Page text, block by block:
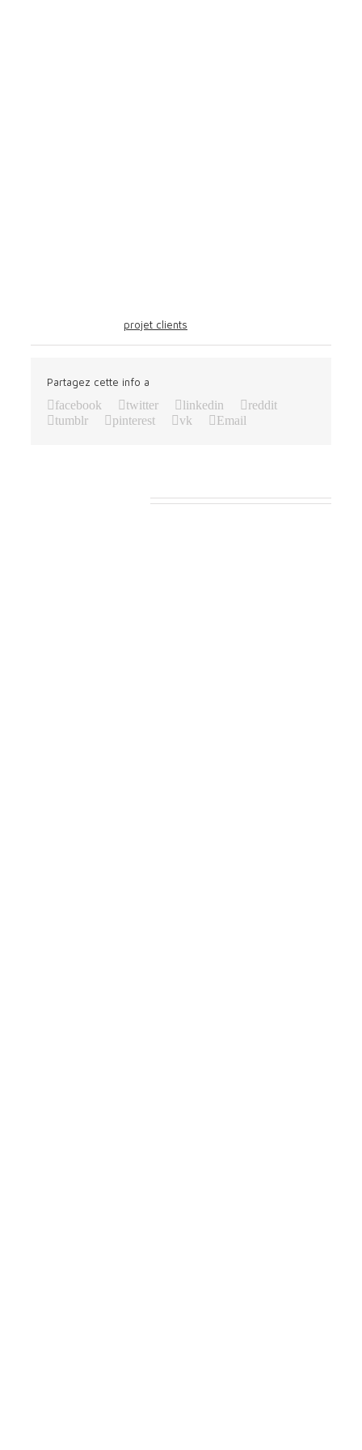
projet clients
Partagez cette info a
facebook twitter linkedin
reddit
tumblr
pinterest vk Email